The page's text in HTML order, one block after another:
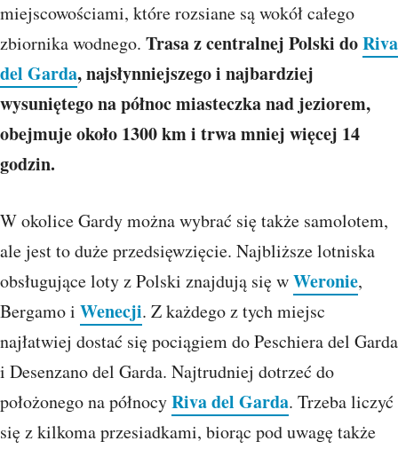
miejscowościami, które rozsiane są wokół całego
zbiornika wodnego. Trasa z centralnej Polski doRiva
del Garda, najsłynniejszego i najbardziej
wysuniętego na północ miasteczka nad jeziorem,
obejmuje około 1300 km i trwa mniej więcej 14
godzin.
W okolice Gardy można wybrać się także samolotem,
ale jest to duże przedsięwzięcie. Najbliższe lotniska
obsługujące loty z Polski znajdują się wWeronie,
Bergamo i Wenecji. Z każdego z tych miejsc
najłatwiej dostać się pociągiem do Peschiera del Garda
i Desenzano del Garda. Najtrudniej dotrzeć do
położonego na północyRiva del Garda. Trzeba liczyć
się z kilkoma przesiadkami, biorąc pod uwagę także